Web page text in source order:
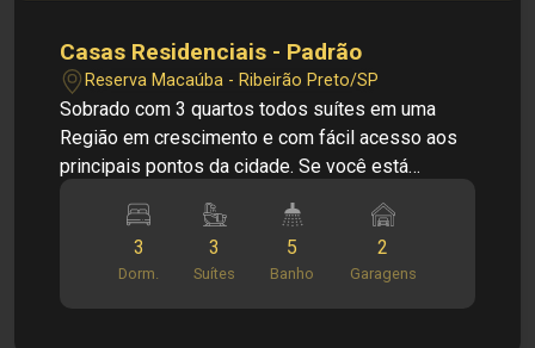
Casas Residenciais - Padrão
Reserva Macaúba - Ribeirão Preto/SP
Sobrado com 3 quartos todos suítes em uma
Região em crescimento e com fácil acesso aos
principais pontos da cidade. Se você está
conhecer essa opção. - 3 suítes com armários
embutidos - Climatização: Ar-condicionado
(quartos e copa) e ventiladores - Área de Lazer:
Piscina aquecida com cascata e hidromassagem
3
Dorm.
3
Suítes
5
Banho
2
Garagens